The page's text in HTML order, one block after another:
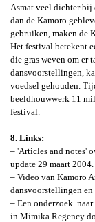
Asmat veel dichter bij
dan de Kamoro
gebruiken, maken de
Het festival betekent
die gras weven om er
dansvoorstellingen,
voedsel gehouden.
beeldhouwwerk 11
festival.
8. Links:
– 'Articles and notes'
update 29 maart 2004.
– Video van Kamoro
dansvoorstellingen en
– Een onderzoek naar
in Mimika Regency